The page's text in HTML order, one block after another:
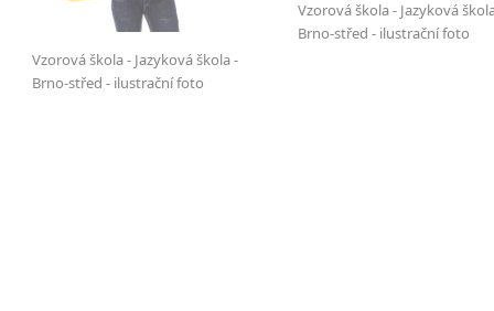
Vzorová škola - Jazyková škola -
Brno-střed - ilustrační foto
Vzorová škola - Jazyková
Brno-střed - ilustrační foto